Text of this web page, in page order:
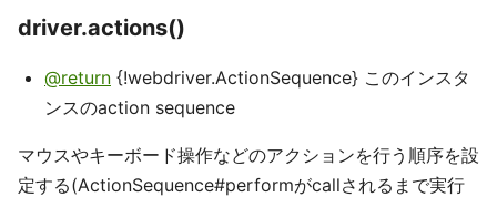
driver.actions()
@return {!webdriver.ActionSequence} このインスタ
ンスのaction sequence
マウスやキーボード操作などのアクションを行う順序を設
定する(ActionSequence#performがcallされるまで実行